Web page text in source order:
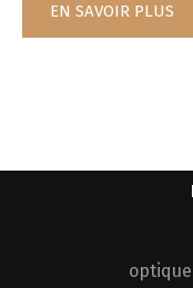
EN SAVOIR PLUS